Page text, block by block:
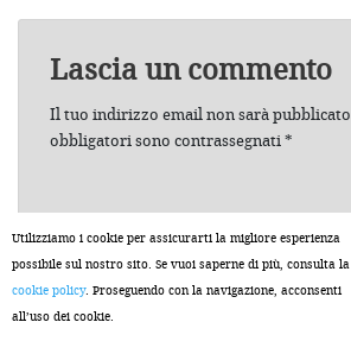
Lascia un commento
Il tuo indirizzo email non sarà
obbligatori sono contrassegnati*
Commento
Utilizziamo i cookie per assicurarti la migliore esperienza
possibile sul nostro sito. Se vuoi saperne di più, consulta la
cookie policy. Proseguendo con la navigazione, acconsenti
all’uso dei cookie.